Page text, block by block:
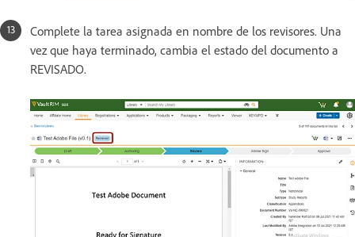
Complete la tarea asignada en nombre de los revisores. Una
vez que haya terminado, cambia el estado del documento a
REVISADO.